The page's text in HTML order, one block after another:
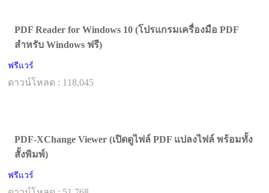
PDF Reader for Windows 10 (โปรแกรมเครื่องมือ PDF
สำหรับ Windows ฟรี)
ฟรีแวร์
ดาวน์โหลด : 118,045
PDF-XChange Viewer (เปิดดูไฟล์ PDF แปลงไฟล์ พร้อมทั้ง
สั้งพิมพ์)
ฟรีแวร์